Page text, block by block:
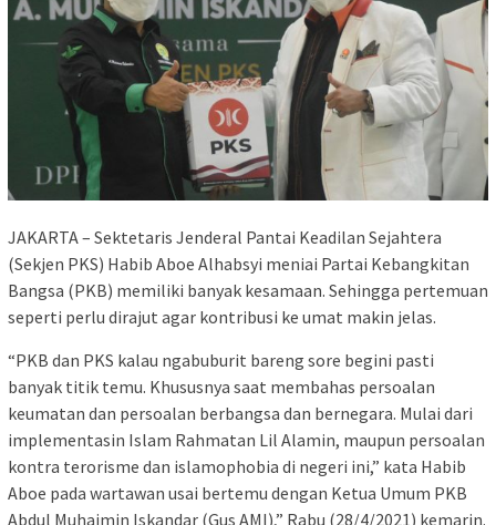
JAKARTA – Sektetaris Jenderal Pantai Keadilan Sejahtera
(Sekjen PKS) Habib Aboe Alhabsyi meniai Partai Kebangkitan
Bangsa (PKB) memiliki banyak kesamaan. Sehingga pertemuan
seperti perlu dirajut agar kontribusi ke umat makin jelas.
“PKB dan PKS kalau ngabuburit bareng sore begini pasti
banyak titik temu. Khususnya saat membahas persoalan
keumatan dan persoalan berbangsa dan bernegara. Mulai dari
implementasin Islam Rahmatan Lil Alamin, maupun persoalan
kontra terorisme dan islamophobia di negeri ini,” kata Habib
Aboe pada wartawan usai bertemu dengan Ketua Umum PKB
Abdul Muhaimin Iskandar (Gus AMI),” Rabu (28/4/2021) kemarin.